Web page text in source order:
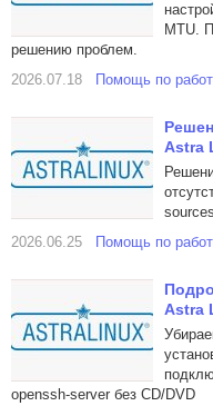
MTU.
решению проблем.
2026.07.18
Помощь по
Astra
2026.06.25
Помощь по
Astra
openssh-server без CD/DVD